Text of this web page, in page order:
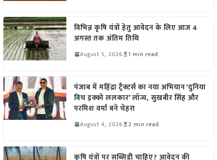
विभिन्न कृषि यंत्रों हेतु आवेदन के लिए आज 4
अगस्त तक अंतिम तिथि
August 5, 2026 1 min read
पंजाब में महिंद्रा ट्रैक्टर्स का नया अभियान ‘दुनिया
विच इक्को ललकार’ लॉन्च, सुखबीर सिंह और
परमिश वर्मा बने चेहरा
August 4, 2026 2 min read
कृषि यंत्रों पर सब्सिडी चाहिए? आवेदन की